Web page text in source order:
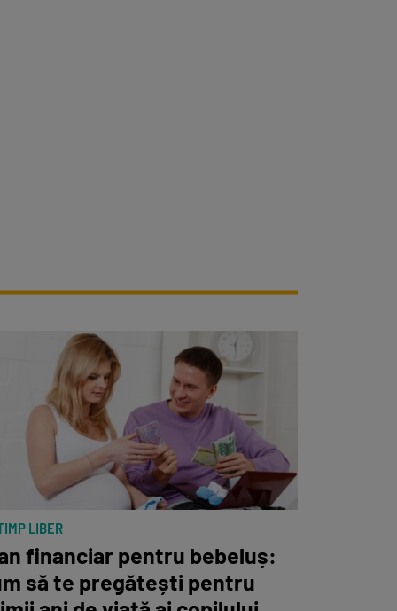
eficient alocațiile pentru copii în 2025
LIBER
financiar pentru bebeluș:
să te pregătești pentru